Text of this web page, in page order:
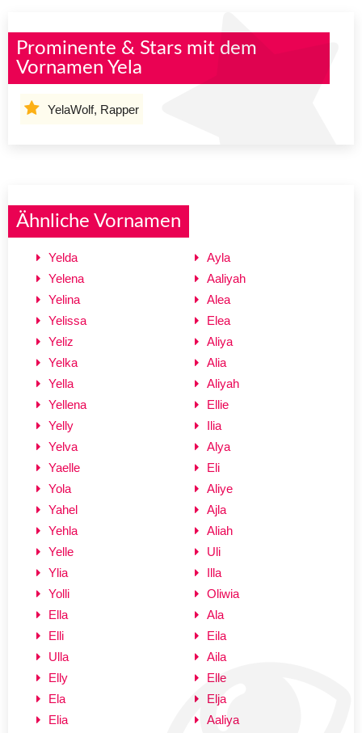
Prominente & Stars mit dem
Vornamen Yela
YelaWolf, Rapper
Ähnliche Vornamen
Yelda
Yelena
Yelina
Yelissa
Yeliz
Yelka
Yella
Yellena
Yelly
Yelva
Yaelle
Yola
Yahel
Yehla
Yelle
Ylia
Yolli
Ella
Elli
Ulla
Elly
Ela
Elia
Ayla
Aaliyah
Alea
Elea
Aliya
Alia
Aliyah
Ellie
Ilia
Alya
Eli
Aliye
Ajla
Aliah
Uli
Illa
Oliwia
Ala
Eila
Aila
Elle
Elja
Aaliya